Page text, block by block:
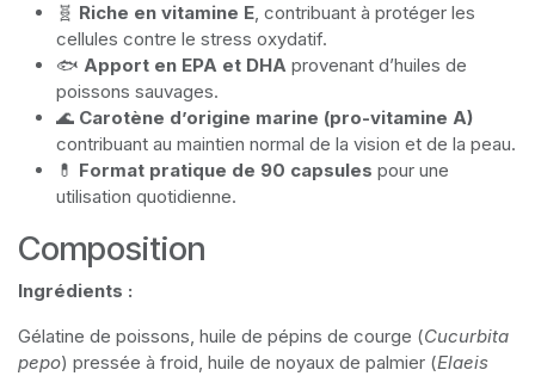
🧬 Riche en vitamine E, contribuant à protéger les
cellules contre le stress oxydatif.
🐟 Apport en EPA et DHA provenant d’huiles de
poissons sauvages.
🌊 Carotène d’origine marine (pro-vitamine A)
contribuant au maintien normal de la vision et de la peau.
💊 Format pratique de 90 capsules pour une
utilisation quotidienne.
Composition
Ingrédients :
Gélatine de poissons, huile de pépins de courge (Cucurbita
pepo) pressée à froid, huile de noyaux de palmier (Elaeis